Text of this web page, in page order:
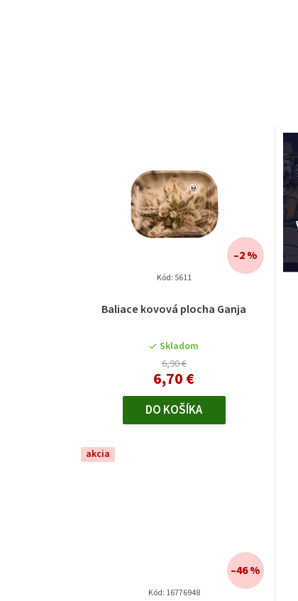
Baliace kovová plocha Ganja
Skladom
6,90 €
6,70 €
–2 %
DO KOŠÍKA
Kód: 5611
akcia
–46 %
Kód: 16776948